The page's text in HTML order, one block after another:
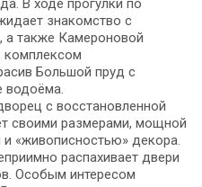
знакомство с
а также Камероновой
комплексом
Большой пруд с
водоёма.
с восстановленной
своими размерами, мощной
«живописностью» декора.
распахивает двери
Особым интересом